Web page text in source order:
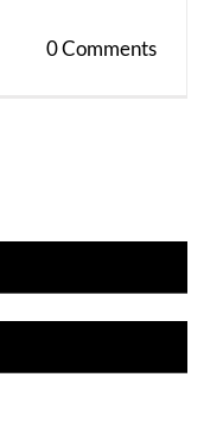
0 Comments